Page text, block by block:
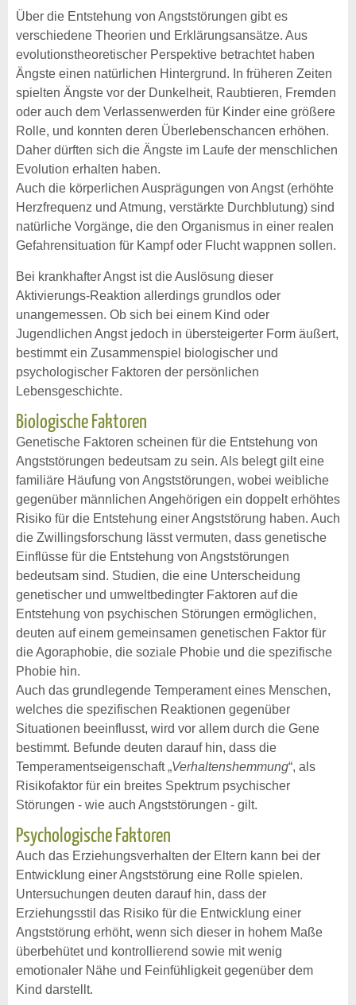
Über die Entstehung von Angststörungen gibt es
verschiedene Theorien und Erklärungsansätze. Aus
evolutionstheoretischer Perspektive betrachtet haben
Ängste einen natürlichen Hintergrund. In früheren Zeiten
spielten Ängste vor der Dunkelheit, Raubtieren, Fremden
oder auch dem Verlassenwerden für Kinder eine größere
Rolle, und konnten deren Überlebenschancen erhöhen.
Daher dürften sich die Ängste im Laufe der menschlichen
Evolution erhalten haben.
Auch die körperlichen Ausprägungen von Angst (erhöhte
Herzfrequenz und Atmung, verstärkte Durchblutung) sind
natürliche Vorgänge, die den Organismus in einer realen
Gefahrensituation für Kampf oder Flucht wappnen sollen.
Bei krankhafter Angst ist die Auslösung dieser
Aktivierungs-Reaktion allerdings grundlos oder
unangemessen. Ob sich bei einem Kind oder
Jugendlichen Angst jedoch in übersteigerter Form äußert,
bestimmt ein Zusammenspiel biologischer und
psychologischer Faktoren der persönlichen
Lebensgeschichte.
Biologische Faktoren
Genetische Faktoren scheinen für die Entstehung von
Angststörungen bedeutsam zu sein. Als belegt gilt eine
familiäre Häufung von Angststörungen, wobei weibliche
gegenüber männlichen Angehörigen ein doppelt erhöhtes
Risiko für die Entstehung einer Angststörung haben. Auch
die Zwillingsforschung lässt vermuten, dass genetische
Einflüsse für die Entstehung von Angststörungen
bedeutsam sind. Studien, die eine Unterscheidung
genetischer und umweltbedingter Faktoren auf die
Entstehung von psychischen Störungen ermöglichen,
deuten auf einem gemeinsamen genetischen Faktor für
die Agoraphobie, die soziale Phobie und die spezifische
Phobie hin.
Auch das grundlegende Temperament eines Menschen,
welches die spezifischen Reaktionen gegenüber
Situationen beeinflusst, wird vor allem durch die Gene
bestimmt. Befunde deuten darauf hin, dass die
Temperamentseigenschaft „Verhaltenshemmung“, als
Risikofaktor für ein breites Spektrum psychischer
Störungen - wie auch Angststörungen - gilt.
Psychologische Faktoren
Auch das Erziehungsverhalten der Eltern kann bei der
Entwicklung einer Angststörung eine Rolle spielen.
Untersuchungen deuten darauf hin, dass der
Erziehungsstil das Risiko für die Entwicklung einer
Angststörung erhöht, wenn sich dieser in hohem Maße
überbehütet und kontrollierend sowie mit wenig
emotionaler Nähe und Feinfühligkeit gegenüber dem
Kind darstellt.